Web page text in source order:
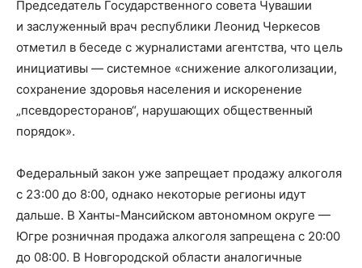
Председатель Государственного совета Чувашии
и заслуженный врач республики Леонид Черкесов
отметил в беседе с журналистами агентства, что цель
инициативы — системное «снижение алкоголизации,
сохранение здоровья населения и искоренение
„псевдоресторанов“, нарушающих общественный
порядок».
Федеральный закон уже запрещает продажу алкоголя
с 23:00 до 8:00, однако некоторые регионы идут
дальше. В Ханты-Мансийском автономном округе —
Югре розничная продажа алкоголя запрещена с 20:00
до 08:00. В Новгородской области аналогичные